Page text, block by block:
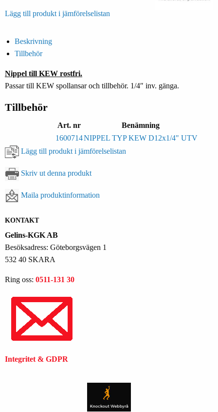
Lägg till produkt i jämförelselistan
Beskrivning
Tillbehör
Nippel till KEW rostfri.
Passar till KEW spollansar och tillbehör. 1/4″ inv. gänga.
Tillbehör
Art. nr
Benämning
1600714NIPPEL TYP KEW D12x1/4" UTV
Lägg till produkt i jämförelselistan
Skriv ut denna produkt
Maila produktinformation
KONTAKT
Gelins-KGK AB
Besöksadress: Göteborgsvägen 1
532 40 SKARA
Ring oss: 0511-131 30
Integritet & GDPR